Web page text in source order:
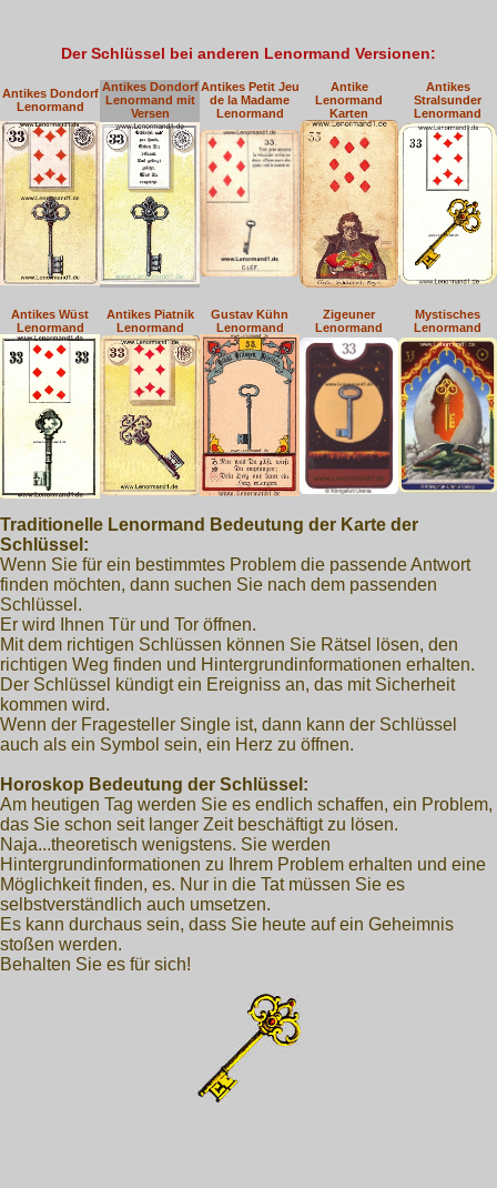
Der Schlüssel bei anderen Lenormand Versionen:
Antikes Dondorf
Lenormand
Antikes Dondorf
Lenormand mit
Versen
Antikes Petit Jeu
de la Madame
Lenormand
Antike
Lenormand
Karten
Antikes
Stralsunder
Lenormand
Antikes Wüst
Lenormand
Antikes Piatnik
Lenormand
Gustav Kühn
Lenormand
Zigeuner
Lenormand
Mystisches
Lenormand
Traditionelle Lenormand Bedeutung der Karte der
Schlüssel:
Wenn Sie für ein bestimmtes Problem die passende Antwort
finden möchten, dann suchen Sie nach dem passenden
Schlüssel.
Er wird Ihnen Tür und Tor öffnen.
Mit dem richtigen Schlüssen können Sie Rätsel lösen, den
richtigen Weg finden und Hintergrundinformationen erhalten.
Der Schlüssel kündigt ein Ereigniss an, das mit Sicherheit
kommen wird.
Wenn der Fragesteller Single ist, dann kann der Schlüssel
auch als ein Symbol sein, ein Herz zu öffnen.
Horoskop Bedeutung der Schlüssel:
Am heutigen Tag werden Sie es endlich schaffen, ein Problem,
das Sie schon seit langer Zeit beschäftigt zu lösen.
Naja...theoretisch wenigstens. Sie werden
Hintergrundinformationen zu Ihrem Problem erhalten und eine
Möglichkeit finden, es. Nur in die Tat müssen Sie es
selbstverständlich auch umsetzen.
Es kann durchaus sein, dass Sie heute auf ein Geheimnis
stoßen werden.
Behalten Sie es für sich!